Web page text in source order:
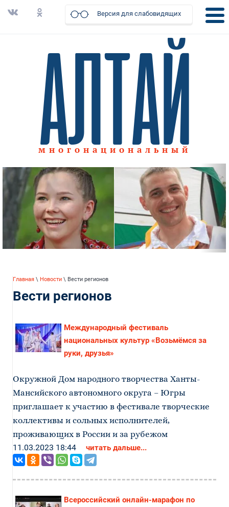
Версия для слабовидящих
многонациональный
Главная \ Новости \ Вести регионов
Вести регионов
Международный фестиваль
национальных культур «Возьмёмся за
руки, друзья»
Окружной Дом народного творчества Ханты-
Мансийского автономного округа – Югры
приглашает к участию в фестивале творческие
коллективы и сольных исполнителей,
проживающих в России и за рубежом
11.03.2023 18:44 читать дальше...
Всероссийский онлайн-марафон по